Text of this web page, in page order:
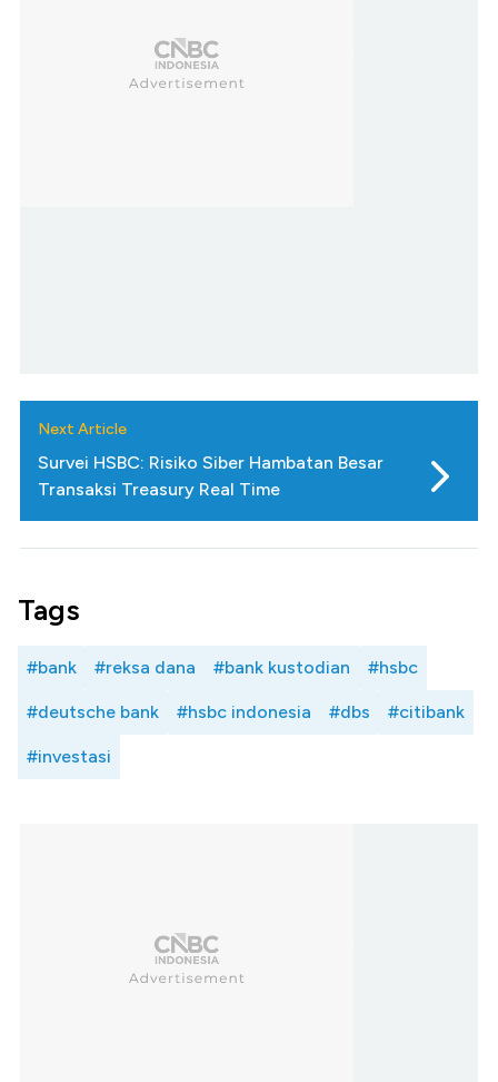
Next Article
Survei HSBC: Risiko Siber Hambatan Besar
Transaksi Treasury Real Time
Tags
#bank #reksa dana #bank kustodian #hsbc
#deutsche bank #hsbc indonesia #dbs #citibank
#investasi